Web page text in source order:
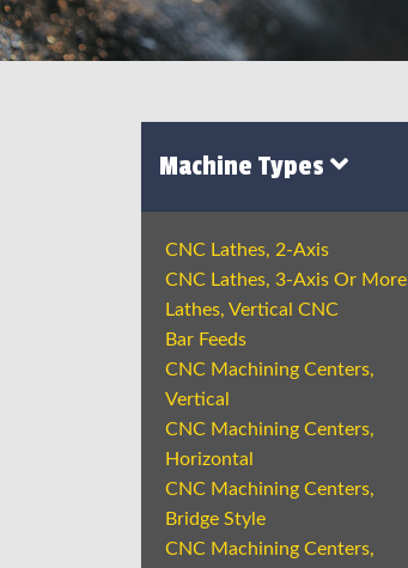
Machine Types
CNC Lathes, 2-Axis
CNC Lathes, 3-Axis Or More
Lathes, Vertical CNC
Bar Feeds
CNC Machining Centers,
Vertical
CNC Machining Centers,
Horizontal
CNC Machining Centers,
Bridge Style
CNC Machining Centers,